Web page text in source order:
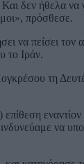
δεν ήθελα να
πρόσθεσε.
να πείσει τον
το Ιράν.
τη
να